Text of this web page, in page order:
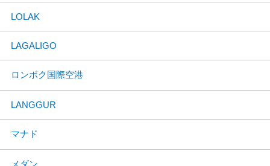
LOLAK
LAGALIGO
ロンボク国際空港
LANGGUR
マナド
メダン